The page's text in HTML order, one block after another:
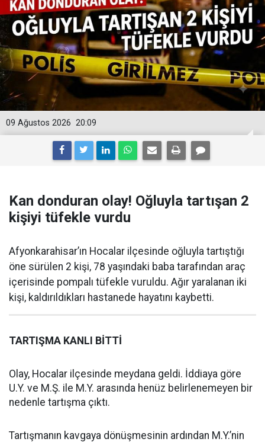
20:09
09 Ağustos 2026
Kan donduran olay! Oğluyla tartışan 2
kişiyi tüfekle vurdu
Afyonkarahisar’ın Hocalar ilçesinde oğluyla tartıştığı
öne sürülen 2 kişi, 78 yaşındaki baba tarafından araç
içerisinde pompalı tüfekle vuruldu. Ağır yaralanan iki
kişi, kaldırıldıkları hastanede hayatını kaybetti.
TARTIŞMA KANLI BİTTİ
Olay, Hocalar ilçesinde meydana geldi. İddiaya göre
U.Y. ve M.Ş. ile M.Y. arasında henüz belirlenemeyen bir
nedenle tartışma çıktı.
Tartışmanın kavgaya dönüşmesinin ardından M.Y.’nin